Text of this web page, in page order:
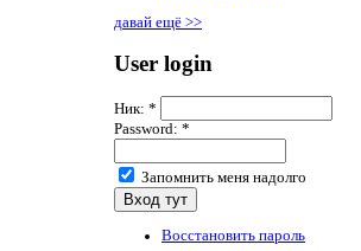
давай ещё >>
User login
Ник: *
Password: *
Запомнить меня надолго
Восстановить пароль